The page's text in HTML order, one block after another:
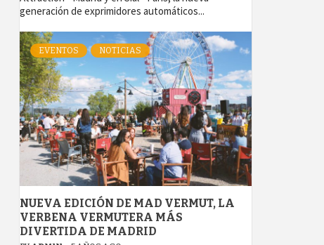
generación de exprimidores automáticos...
EVENTOS NOTICIAS
NUEVA EDICIÓN DE MAD VERMUT, LA
VERBENA VERMUTERA MÁS
DIVERTIDA DE MADRID